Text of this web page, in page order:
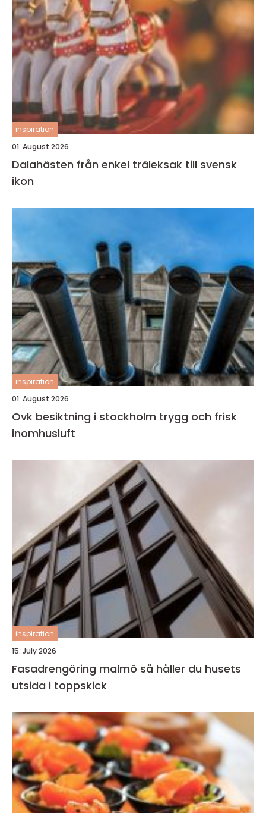
inspiration
01. August 2026
Dalahästen från enkel träleksak till svensk
ikon
inspiration
01. August 2026
Ovk besiktning i stockholm trygg och frisk
inomhusluft
inspiration
15. July 2026
Fasadrengöring malmö så håller du husets
utsida i toppskick